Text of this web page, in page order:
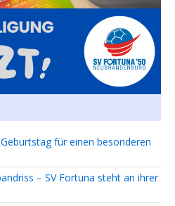
für einen besonderen
– SV Fortuna steht an ihrer